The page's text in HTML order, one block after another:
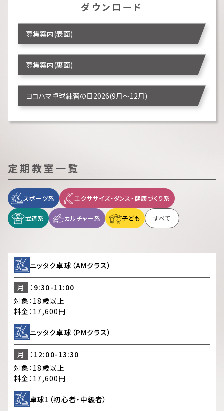
ダウンロード
募集案内(表面)
募集案内(裏面)
ヨコハマ卓球練習の日2026(9月～12月)
定期教室一覧
スポーツ系 エクササイズ・ダンス・健康づくり系
武道系 カルチャー系 子ども すべて
ニッタク卓球（AMクラス）
月
：9:30-11:00
対象： 18歳以上
料金： 17,600円
ニッタク卓球（PMクラス）
月
：12:00-13:30
対象： 18歳以上
料金： 17,600円
卓球1（初心者・中級者）